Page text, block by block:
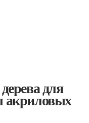
для
акриловых